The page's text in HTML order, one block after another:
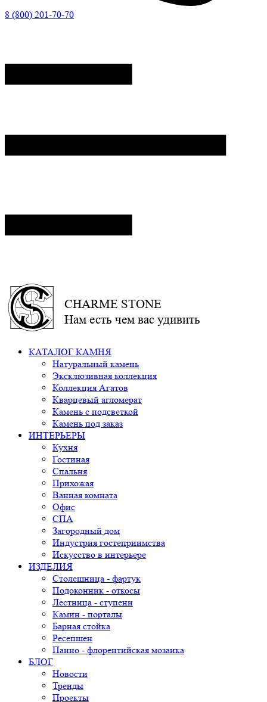
8 (800) 201-70-70
CHARME STONE
Нам есть чем вас удивить
КАТАЛОГ КАМНЯ
Натуральный камень
Эксклюзивная коллекция
Коллекция Агатов
Кварцевый агломерат
Камень с подсветкой
Камень под заказ
ИНТЕРЬЕРЫ
Кухня
Гостиная
Спальня
Прихожая
Ванная комната
Офис
СПА
Загородный дом
Индустрия гостеприимства
Искусство в интерьере
ИЗДЕЛИЯ
Столешница - фартук
Подоконник - откосы
Лестница - ступени
Камин - порталы
Барная стойка
Ресепшен
Панно - флорентийская мозаика
БЛОГ
Новости
Тренды
Проекты